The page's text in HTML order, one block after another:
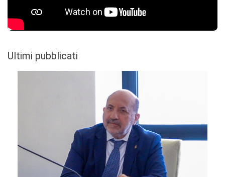
Ultimi pubblicati